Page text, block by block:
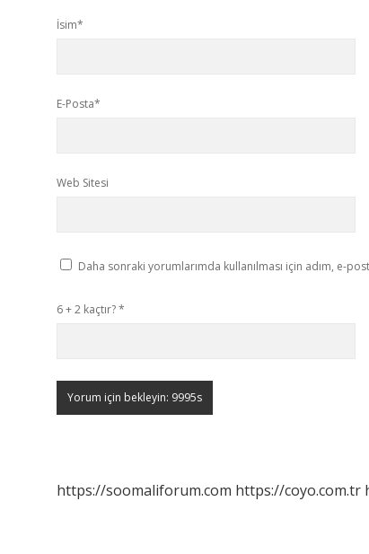
İsim*
E-Posta*
Web Sitesi
Daha sonraki yorumlarımda kullanılması için adım, e-
6 + 2 kaçtır?*
https://soomaliforum.com https://coyo.com.tr